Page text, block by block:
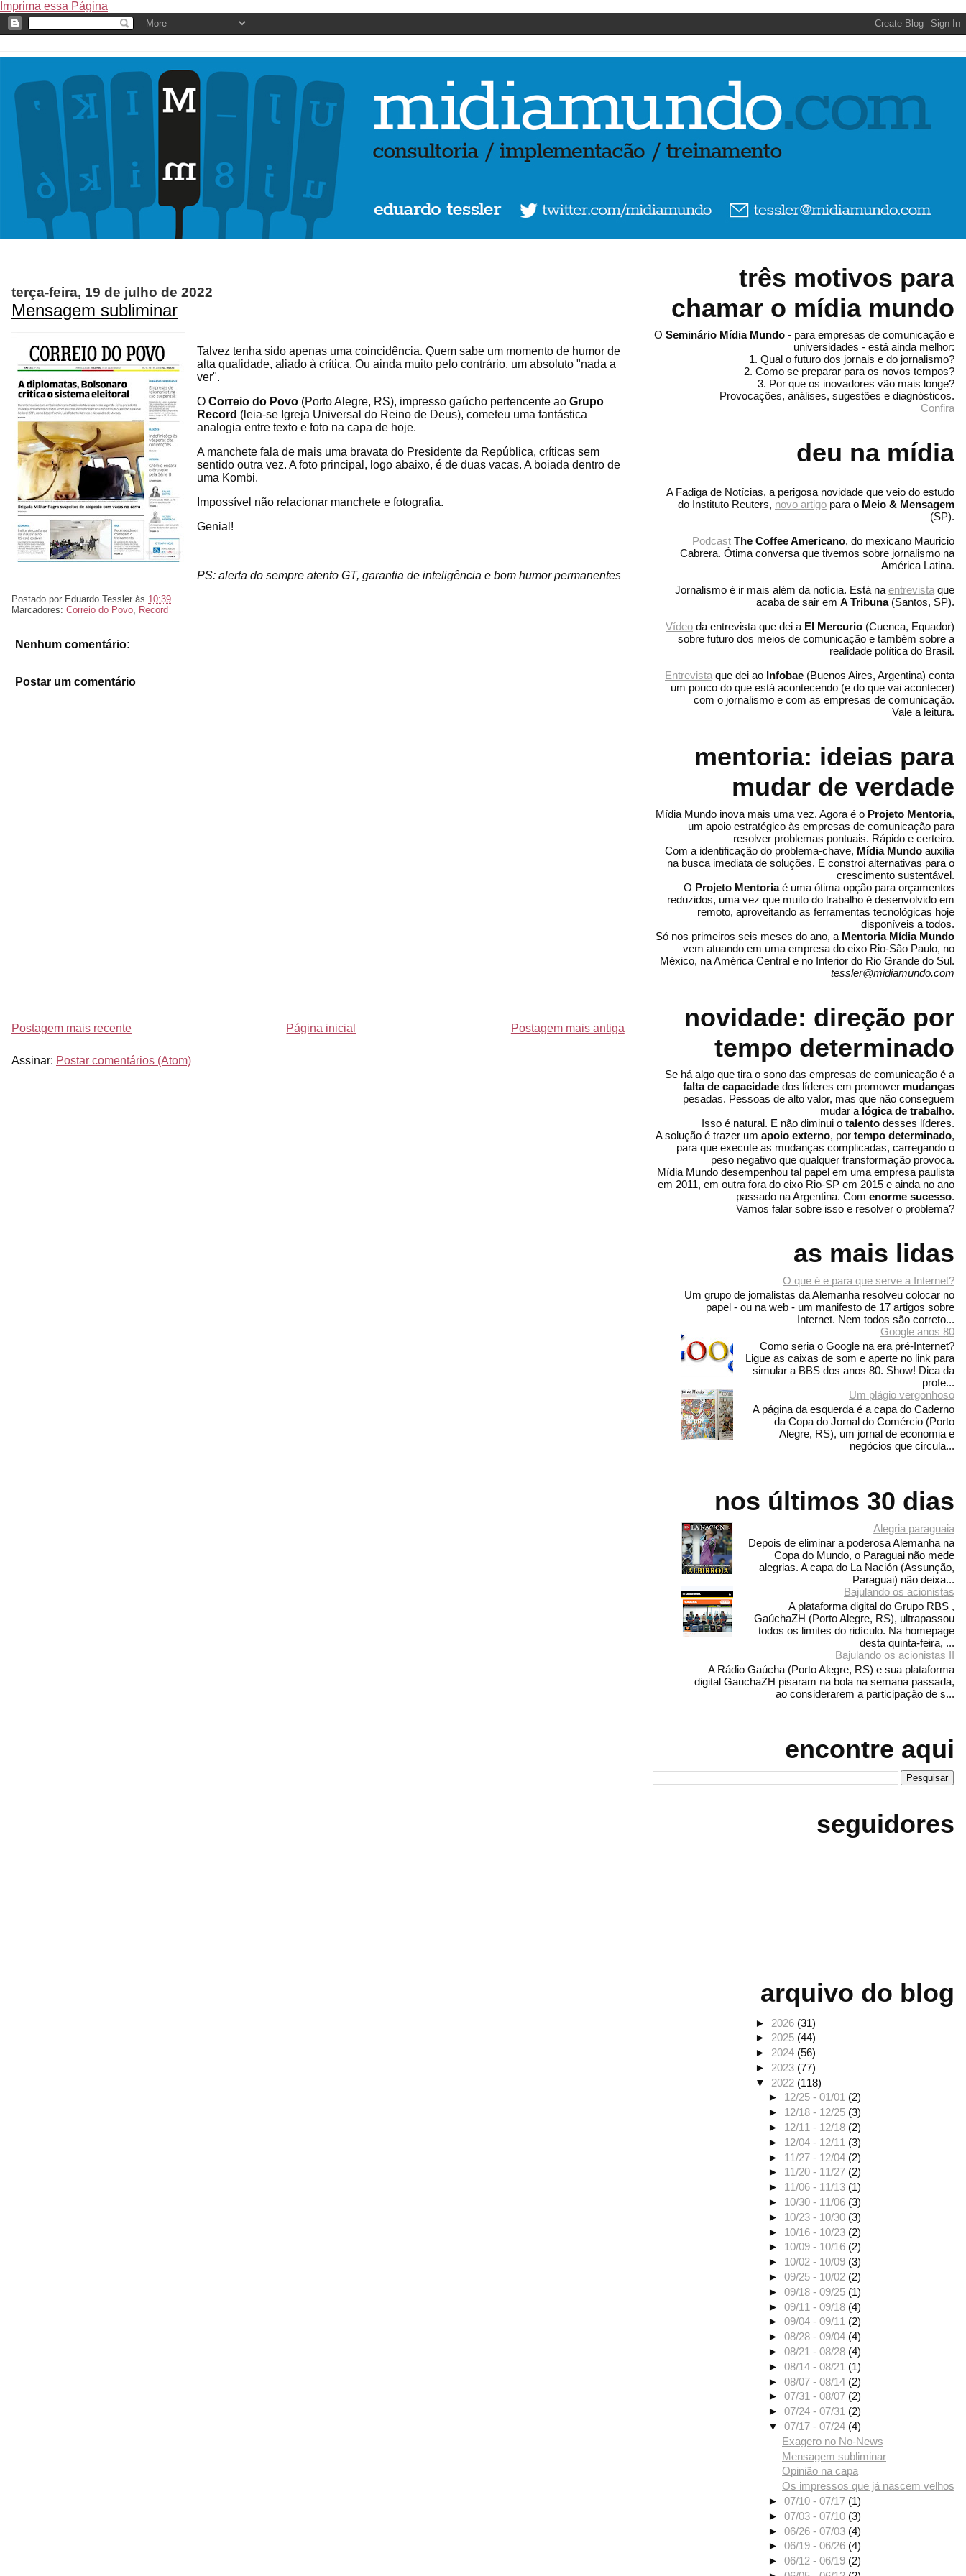
Imprima essa Página
terça-feira, 19 de julho de 2022
Mensagem subliminar
Talvez tenha sido apenas uma coincidência. Quem sabe um momento de humor de
alta qualidade, aliado à crítica. Ou ainda muito pelo contrário, um absoluto "nada a
ver".
O Correio do Povo (Porto Alegre, RS), impresso gaúcho pertencente ao Grupo
Record (leia-se Igreja Universal do Reino de Deus), cometeu uma fantástica
analogia entre texto e foto na capa de hoje.
A manchete fala de mais uma bravata do Presidente da República, críticas sem
sentido outra vez. A foto principal, logo abaixo, é de duas vacas. A boiada dentro de
uma Kombi.
Impossível não relacionar manchete e fotografia.
Genial!
PS: alerta do sempre atento GT, garantia de inteligência e bom humor permanentes
Postado por Eduardo Tessler às 10:39
Marcadores: Correio do Povo Record
Nenhum comentário:
Postar um comentário
Postagem mais recente Postagem mais antiga
Página inicial
Assinar: Postar comentários (Atom)
três motivos para
chamar o mídia mundo
O Seminário Mídia Mundo - para empresas de comunicação e
universidades - está ainda melhor:
1. Qual o futuro dos jornais e do jornalismo?
2. Como se preparar para os novos tempos?
3. Por que os inovadores vão mais longe?
Provocações, análises, sugestões e diagnósticos.
Confira
deu na mídia
A Fadiga de Notícias, a perigosa novidade que veio do estudo
do Instituto Reuters, novo artigo para o Meio & Mensagem
(SP).
Podcast The Coffee Americano, do mexicano Mauricio
Cabrera. Ótima conversa que tivemos sobre jornalismo na
América Latina.
Jornalismo é ir mais além da notícia. Está na entrevista que
acaba de sair em A Tribuna(Santos, SP).
Vídeo da entrevista que dei a El Mercurio (Cuenca, Equador)
sobre futuro dos meios de comunicação e também sobre a
realidade política do Brasil.
Entrevista que dei ao Infobae (Buenos Aires, Argentina) conta
um pouco do que está acontecendo (e do que vai acontecer)
com o jornalismo e com as empresas de comunicação.
Vale a leitura.
mentoria: ideias para
mudar de verdade
Mídia Mundo inova mais uma vez. Agora é o Projeto Mentoria,
um apoio estratégico às empresas de comunicação para
resolver problemas pontuais. Rápido e certeiro.
Com a identificação do problema-chave, Mídia Mundo auxilia
na busca imediata de soluções. E constroi alternativas para o
crescimento sustentável.
O Projeto Mentoriaé uma ótima opção para orçamentos
reduzidos, uma vez que muito do trabalho é desenvolvido em
remoto, aproveitando as ferramentas tecnológicas hoje
disponíveis a todos.
Só nos primeiros seis meses do ano, a Mentoria Mídia Mundo
vem atuando em uma empresa do eixo Rio-São Paulo, no
México, na América Central e no Interior do Rio Grande do Sul.
tessler@midiamundo.com
novidade: direção por
tempo determinado
Se há algo que tira o sono das empresas de comunicação é a
falta de capacidade dos líderes em promover mudanças
pesadas. Pessoas de alto valor, mas que não conseguem
mudar a lógica de trabalho.
Isso é natural. E não diminui o talento desses líderes.
A solução é trazer um apoio externo, por tempo determinado,
para que execute as mudanças complicadas, carregando o
peso negativo que qualquer transformação provoca.
Mídia Mundo desempenhou tal papel em uma empresa paulista
em 2011, em outra fora do eixo Rio-SP em 2015 e ainda no ano
passado na Argentina. Com enorme sucesso.
Vamos falar sobre isso e resolver o problema?
as mais lidas
O que é e para que serve a Internet?
Um grupo de jornalistas da Alemanha resolveu colocar no
papel - ou na web - um manifesto de 17 artigos sobre
Internet. Nem todos são correto...
Google anos 80
Como seria o Google na era pré-Internet?
Ligue as caixas de som e aperte no link para
simular a BBS dos anos 80. Show! Dica da
profe...
Um plágio vergonhoso
A página da esquerda é a capa do Caderno
da Copa do Jornal do Comércio (Porto
Alegre, RS), um jornal de economia e
negócios que circula...
nos últimos 30 dias
Alegria paraguaia
Depois de eliminar a poderosa Alemanha na
Copa do Mundo, o Paraguai não mede
alegrias. A capa do La Nación (Assunção,
Paraguai) não deixa...
Bajulando os acionistas
A plataforma digital do Grupo RBS ,
GaúchaZH (Porto Alegre, RS), ultrapassou
todos os limites do ridículo. Na homepage
desta quinta-feira, ...
Bajulando os acionistas II
A Rádio Gaúcha (Porto Alegre, RS) e sua plataforma
digital GauchaZH pisaram na bola na semana passada,
ao considerarem a participação de s...
encontre aqui
seguidores
arquivo do blog
► 2026 (31)
► 2025 (44)
► 2024 (56)
► 2023 (77)
▼ 2022 (118)
► 12/25 - 01/01 (2)
► 12/18 - 12/25 (3)
► 12/11 - 12/18 (2)
► 12/04 - 12/11 (3)
► 11/27 - 12/04 (2)
► 11/20 - 11/27 (2)
► 11/06 - 11/13 (1)
► 10/30 - 11/06 (3)
► 10/23 - 10/30 (3)
► 10/16 - 10/23 (2)
► 10/09 - 10/16 (2)
► 10/02 - 10/09 (3)
►09/25 - 10/02 (2)
►09/18 - 09/25 (1)
►09/11 - 09/18 (4)
►09/04 - 09/11 (2)
►08/28 - 09/04 (4)
►08/21 - 08/28 (4)
►08/14 - 08/21 (1)
►08/07 - 08/14 (2)
►07/31 - 08/07 (2)
►07/24 - 07/31 (2)
▼07/17 - 07/24 (4)
Exagero no No-News
Mensagem subliminar
Opinião na capa
Os impressos que já nascem velhos
►07/10 - 07/17 (1)
►07/03 - 07/10 (3)
►06/26 - 07/03 (4)
►06/19 - 06/26 (4)
►06/12 - 06/19 (2)